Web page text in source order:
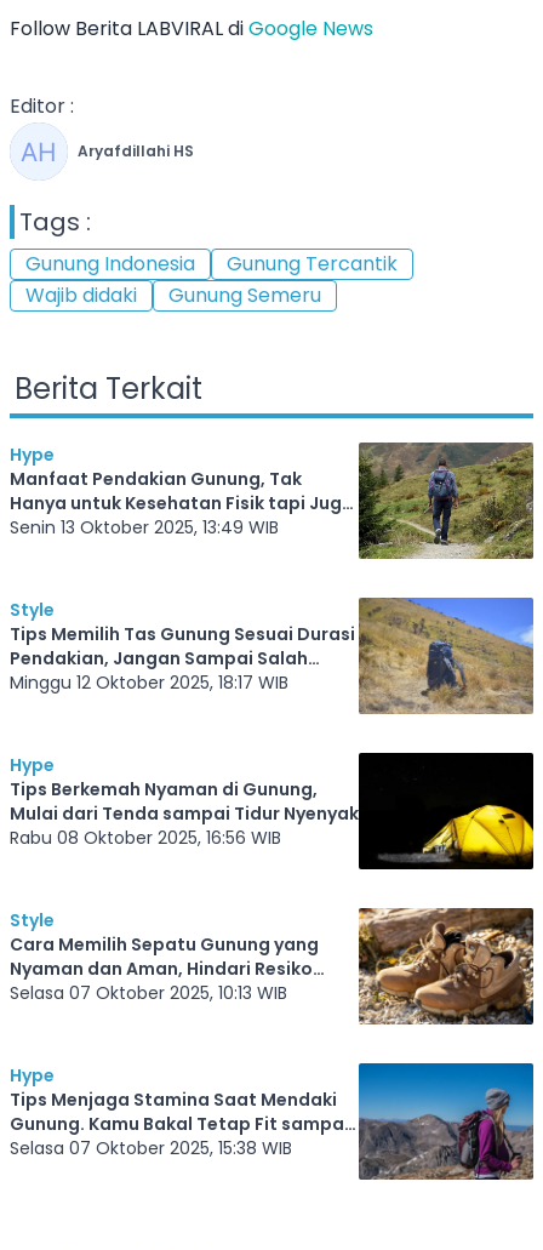
Follow Berita LABVIRAL diGoogle News
Editor :
Aryafdillahi HS
Tags :
Gunung Indonesia
Gunung Tercantik
Wajib didaki
Gunung Semeru
Berita Terkait
Hype
Manfaat Pendakian Gunung, Tak
Hanya untuk Kesehatan Fisik tapi Juga
Mental
Senin 13 Oktober 2025, 13:49 WIB
Style
Tips Memilih Tas Gunung Sesuai Durasi
Pendakian, Jangan Sampai Salah
Bawa Tas
Minggu 12 Oktober 2025, 18:17 WIB
Hype
Tips Berkemah Nyaman di Gunung,
Mulai dari Tenda sampai Tidur Nyenyak
Rabu 08 Oktober 2025, 16:56 WIB
Style
Cara Memilih Sepatu Gunung yang
Nyaman dan Aman, Hindari Resiko
Cidera saat Mendaki
Selasa 07 Oktober 2025, 10:13 WIB
Hype
Tips Menjaga Stamina Saat Mendaki
Gunung. Kamu Bakal Tetap Fit sampai
Puncak
Selasa 07 Oktober 2025, 15:38 WIB